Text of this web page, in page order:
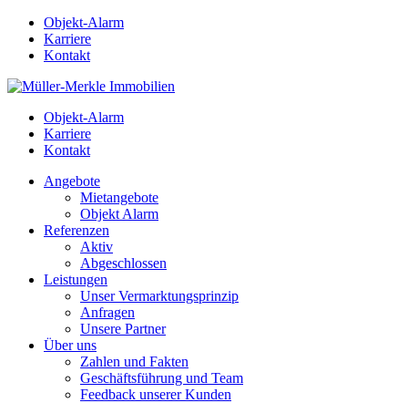
Objekt-Alarm
Karriere
Kontakt
Objekt-Alarm
Karriere
Kontakt
Angebote
Mietangebote
Objekt Alarm
Referenzen
Aktiv
Abgeschlossen
Leistungen
Unser Vermarktungsprinzip
Anfragen
Unsere Partner
Über uns
Zahlen und Fakten
Geschäftsführung und Team
Feedback unserer Kunden